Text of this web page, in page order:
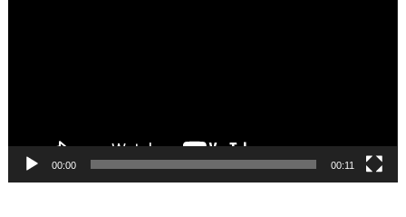
00:00 00:11